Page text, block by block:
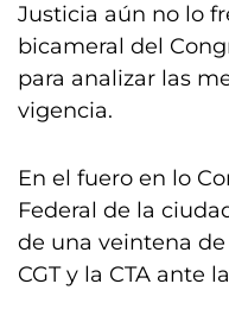
Justicia aún no lo
bicameral del
para analizar las
vigencia.
En el fuero en lo
Federal de la
de una veintena
CGT y la CTA ante